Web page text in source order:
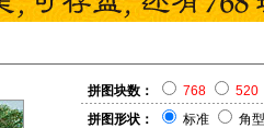
拼图块数： 768
520
拼图形状：
标准
角型